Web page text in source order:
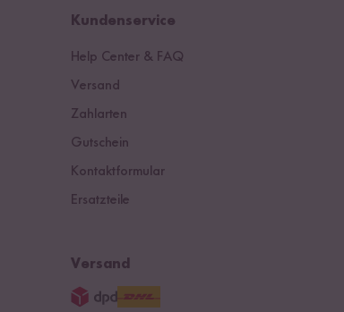
Kundenservice
Help Center & FAQ
Versand
Zahlarten
Gutschein
Kontaktformular
Ersatzteile
Versand